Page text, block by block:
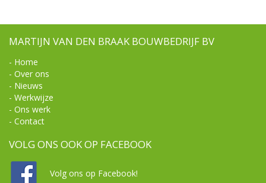
MARTIJN VAN DEN BRAAK BOUWBEDRIJF BV
- Home
- Over ons
- Nieuws
- Werkwijze
- Ons werk
- Contact
VOLG ONS OOK OP FACEBOOK
Volg ons op Facebook!